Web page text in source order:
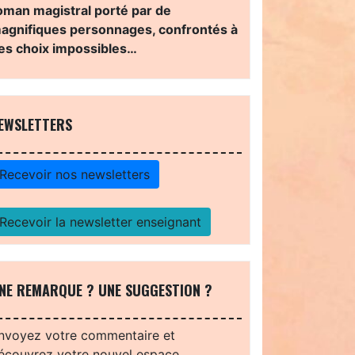
magistral porté par de
personnages, confrontés à
choix impossibles…
Recevoir nos newsletters
Recevoir la newsletter enseignant
REMARQUE ? UNE SUGGESTION ?
votre commentaire et